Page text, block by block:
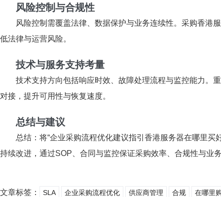
风险控制与合规性
风险控制需覆盖法律、数据保护与业务连续性。采购香港
低法律与运营风险。
技术与服务支持考量
技术支持方向包括响应时效、故障处理流程与监控能力。
对接，提升可用性与恢复速度。
总结与建议
总结：将“企业采购流程优化建议指引香港服务器在哪里
持续改进，通过SOP、合同与监控保证采购效率、合规性与业
文章标签： SLA 企业采购流程优化 供应商管理 合规 在哪里